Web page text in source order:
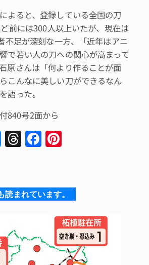
よると、登録している全国の刀
前には300人以上いたが、現在は
不足が深刻な一方、「近年はアニ
で若い人の刀への関心が高まって
原さんは「何より作ることが面
こんなに美しい刀ができるなん
語った。
840号2面から
Bl
u
s
k
T
hr
a
d
F
a
e
b
o
k
re
st
読まれています。